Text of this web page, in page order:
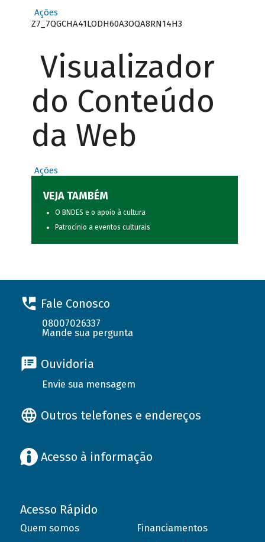
Ações
Z7_7QGCHA41LODH60A3OQA8RN14H3
Visualizador
do Conteúdo
da Web
Ações
VEJA TAMBÉM
O BNDES e o apoio à cultura
Patrocínio a eventos culturais
Fale Conosco
08007026337
Mande sua pergunta
Ouvidoria
Envie sua mensagem
Outros telefones e endereços
Acesso à informação
Acesso Rápido
Quem somos
Financiamentos